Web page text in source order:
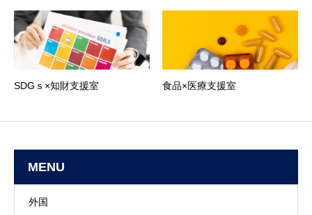
SDGｓ×知財支援室 食品×医療支援室
MENU
外国